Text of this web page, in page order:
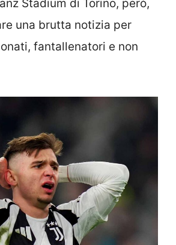
Stadium di Torino, però,
una brutta notizia per
fantallenatori e non